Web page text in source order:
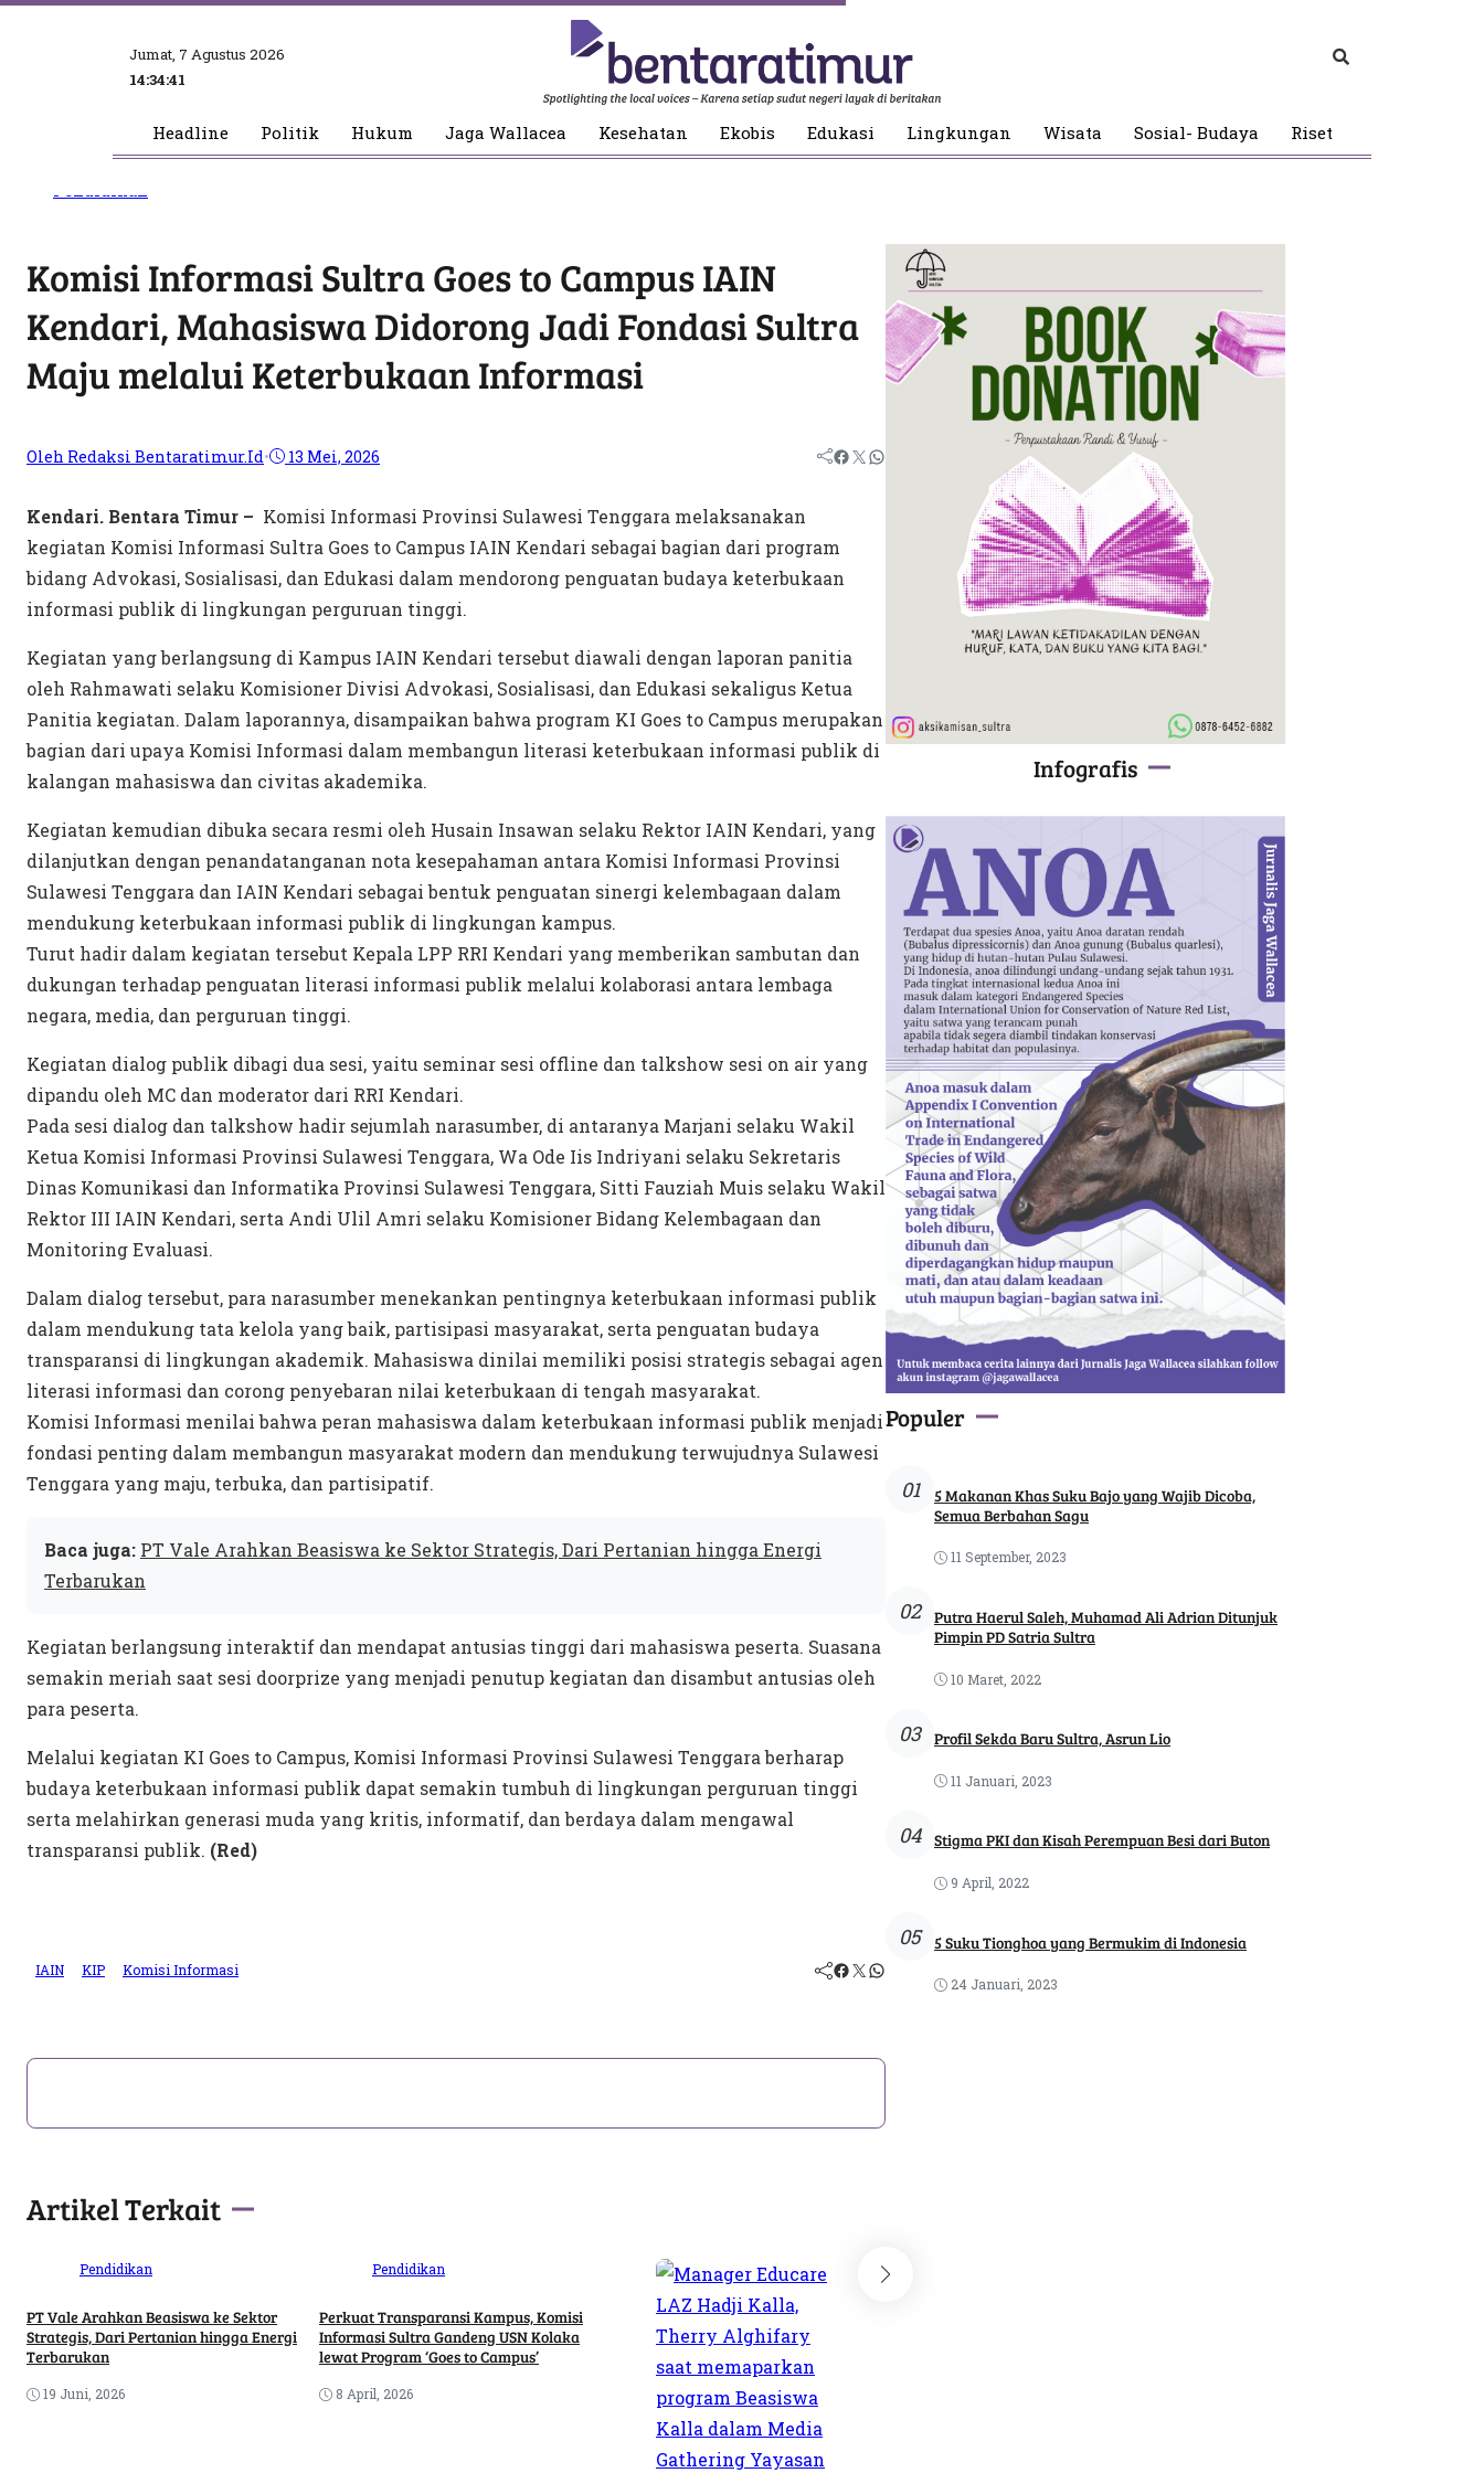
Jumat, 7 Agustus 2026
14:34:41
Headline Politik Hukum Jaga Wallacea Kesehatan Ekobis Edukasi Lingkungan Wisata Sosial- Budaya Riset
Komisi Informasi Sultra Goes to Campus IAIN
Kendari, Mahasiswa Didorong Jadi Fondasi Sultra
Maju melalui Keterbukaan Informasi
Oleh Redaksi Bentaratimur.id• 13 Mei, 2026
Kendari. Bentara Timur – Komisi Informasi Provinsi Sulawesi Tenggara melaksanakan
kegiatan Komisi Informasi Sultra Goes to Campus IAIN Kendari sebagai bagian dari program
bidang Advokasi, Sosialisasi, dan Edukasi dalam mendorong penguatan budaya keterbukaan
informasi publik di lingkungan perguruan tinggi.
Kegiatan yang berlangsung di Kampus IAIN Kendari tersebut diawali dengan laporan panitia
oleh Rahmawati selaku Komisioner Divisi Advokasi, Sosialisasi, dan Edukasi sekaligus Ketua
Panitia kegiatan. Dalam laporannya, disampaikan bahwa program KI Goes to Campus merupakan
bagian dari upaya Komisi Informasi dalam membangun literasi keterbukaan informasi publik di
kalangan mahasiswa dan civitas akademika.
Kegiatan kemudian dibuka secara resmi oleh Husain Insawan selaku Rektor IAIN Kendari, yang
dilanjutkan dengan penandatanganan nota kesepahaman antara Komisi Informasi Provinsi
Sulawesi Tenggara dan IAIN Kendari sebagai bentuk penguatan sinergi kelembagaan dalam
mendukung keterbukaan informasi publik di lingkungan kampus.
Turut hadir dalam kegiatan tersebut Kepala LPP RRI Kendari yang memberikan sambutan dan
dukungan terhadap penguatan literasi informasi publik melalui kolaborasi antara lembaga
negara, media, dan perguruan tinggi.
Kegiatan dialog publik dibagi dua sesi, yaitu seminar sesi offline dan talkshow sesi on air yang
dipandu oleh MC dan moderator dari RRI Kendari.
Pada sesi dialog dan talkshow hadir sejumlah narasumber, di antaranya Marjani selaku Wakil
Ketua Komisi Informasi Provinsi Sulawesi Tenggara, Wa Ode Iis Indriyani selaku Sekretaris
Dinas Komunikasi dan Informatika Provinsi Sulawesi Tenggara, Sitti Fauziah Muis selaku Wakil
Rektor III IAIN Kendari, serta Andi Ulil Amri selaku Komisioner Bidang Kelembagaan dan
Monitoring Evaluasi.
Dalam dialog tersebut, para narasumber menekankan pentingnya keterbukaan informasi publik
dalam mendukung tata kelola yang baik, partisipasi masyarakat, serta penguatan budaya
transparansi di lingkungan akademik. Mahasiswa dinilai memiliki posisi strategis sebagai agen
literasi informasi dan corong penyebaran nilai keterbukaan di tengah masyarakat.
Komisi Informasi menilai bahwa peran mahasiswa dalam keterbukaan informasi publik menjadi
fondasi penting dalam membangun masyarakat modern dan mendukung terwujudnya Sulawesi
Tenggara yang maju, terbuka, dan partisipatif.
Baca juga: PT Vale Arahkan Beasiswa ke Sektor Strategis, Dari Pertanian hingga Energi
Terbarukan
Kegiatan berlangsung interaktif dan mendapat antusias tinggi dari mahasiswa peserta. Suasana
semakin meriah saat sesi doorprize yang menjadi penutup kegiatan dan disambut antusias oleh
para peserta.
Melalui kegiatan KI Goes to Campus, Komisi Informasi Provinsi Sulawesi Tenggara berharap
budaya keterbukaan informasi publik dapat semakin tumbuh di lingkungan perguruan tinggi
serta melahirkan generasi muda yang kritis, informatif, dan berdaya dalam mengawal
transparansi publik. (Red)
IAIN KIP Komisi Informasi
Artikel Terkait
Pendidikan
PT Vale Arahkan Beasiswa ke Sektor
Strategis, Dari Pertanian hingga Energi
Terbarukan
19 Juni, 2026
Pendidikan
Perkuat Transparansi Kampus, Komisi
Informasi Sultra Gandeng USN Kolaka
lewat Program ‘Goes to Campus’
8 April, 2026
Infografis
Populer
01
5 Makanan Khas Suku Bajo yang Wajib Dicoba,
Semua Berbahan Sagu
11 September, 2023
02
Putra Haerul Saleh, Muhamad Ali Adrian Ditunjuk
Pimpin PD Satria Sultra
10 Maret, 2022
03 Profil Sekda Baru Sultra, Asrun Lio
11 Januari, 2023
04 Stigma PKI dan Kisah Perempuan Besi dari Buton
9 April, 2022
05 5 Suku Tionghoa yang Bermukim di Indonesia
24 Januari, 2023